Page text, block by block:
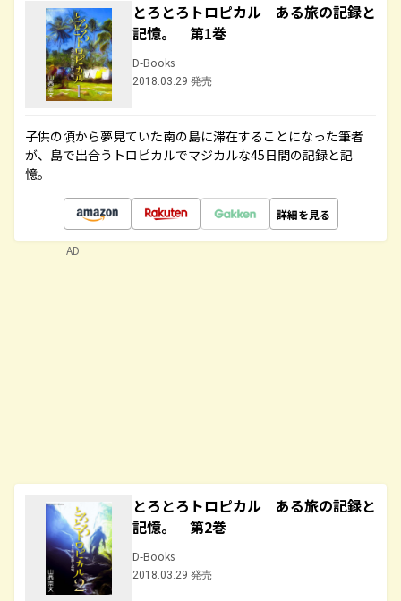
とろとろトロピカル ある旅の記録と
記憶。 第1巻
D-Books
2018.03.29 発売
子供の頃から夢見ていた南の島に滞在することになった筆者
が、島で出合うトロピカルでマジカルな45日間の記録と記
憶。
詳細を見る
とろとろトロピカル ある旅の記録と
記憶。 第2巻
D-Books
2018.03.29 発売
AD